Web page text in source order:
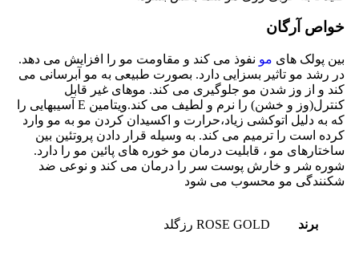
خواص آرگان
بین پولک های مو نفوذ می کند و مقاومت مو را افزایش می دهد.
در رشد مو تاثیر بسزایی دارد. بصورت طبیعی به مو آبرسانی می
کند و از وز شدن مو جلوگیری می کند. موهای غیر قابل
کنترل(وز و خشن) را نرم و لطیف می کند.ویتامین E آسیبهایی را
که به دلیل اتوکشی زیاد،حرارت و اکسیدان کردن مو به مو وارد
کرده است را ترمیم می کند. به وسیله قرار دادن پروتئین بین
ساختارهای مو ، قابلیت درمان مو خوره های پائین مو را دارد.
شوره شر و خارش پوست سر را درمان می کند و نوعی ضد
شکنندگی مو محسوب می شود
برند ROSE GOLD رزگلد